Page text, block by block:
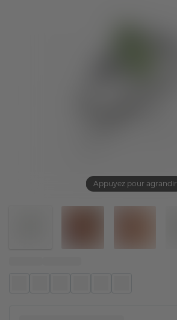
Appuyez pour agrandir